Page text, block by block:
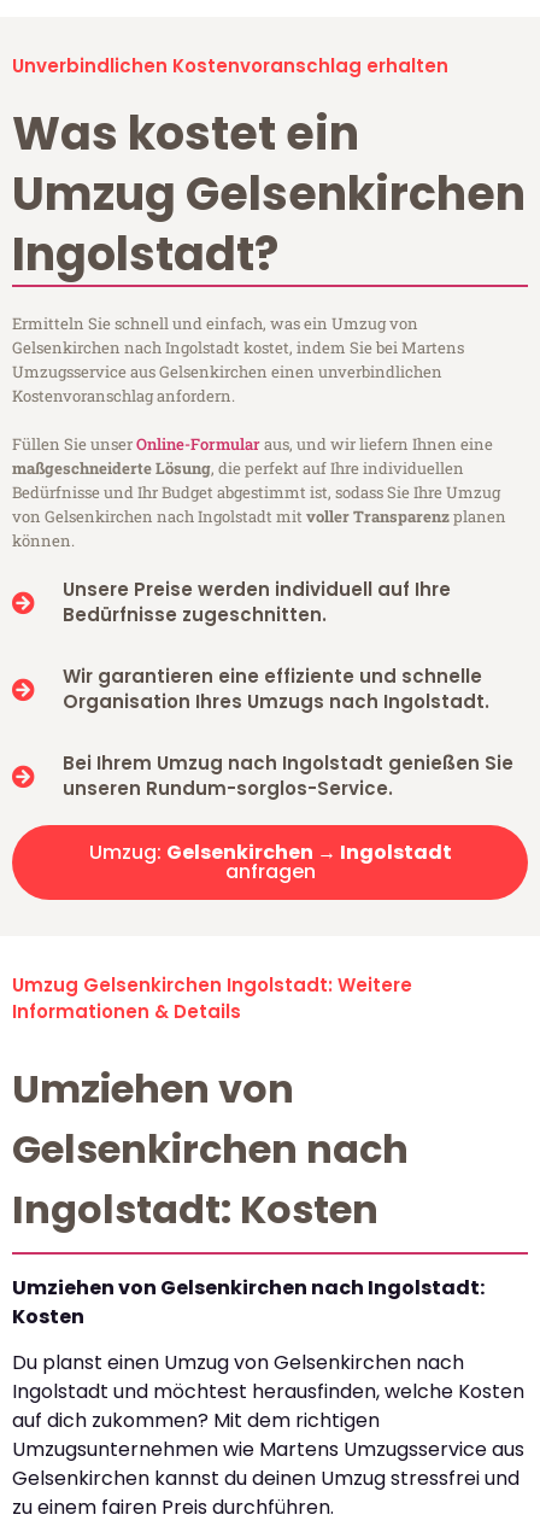
Unverbindlichen Kostenvoranschlag erhalten
Was kostet ein
Umzug Gelsenkirchen
Ingolstadt?
Ermitteln Sie schnell und einfach, was ein Umzug von
Gelsenkirchen nach Ingolstadt kostet, indem Sie bei Martens
Umzugsservice aus Gelsenkirchen einen unverbindlichen
Kostenvoranschlag anfordern.
Füllen Sie unserOnline-Formularaus, und wir liefern Ihnen eine
maßgeschneiderte Lösung, die perfekt auf Ihre individuellen
Bedürfnisse und Ihr Budget abgestimmt ist, sodass Sie Ihre Umzug
von Gelsenkirchen nach Ingolstadt mitvoller Transparenzplanen
können.
Unsere Preise werden individuell auf Ihre
Bedürfnisse zugeschnitten.
Wir garantieren eine effiziente und schnelle
Organisation Ihres Umzugs nach Ingolstadt.
Bei Ihrem Umzug nach Ingolstadt genießen Sie
unseren Rundum-sorglos-Service.
Umzug: Gelsenkirchen → Ingolstadt
anfragen
Umzug Gelsenkirchen Ingolstadt: Weitere
Informationen & Details
Umziehen von
Gelsenkirchen nach
Ingolstadt: Kosten
Umziehen von Gelsenkirchen nach Ingolstadt:
Kosten
Du planst einen Umzug von Gelsenkirchen nach
Ingolstadt und möchtest herausfinden, welche Kosten
auf dich zukommen? Mit dem richtigen
Umzugsunternehmen wie Martens Umzugsservice aus
Gelsenkirchen kannst du deinen Umzug stressfrei und
zu einem fairen Preis durchführen.